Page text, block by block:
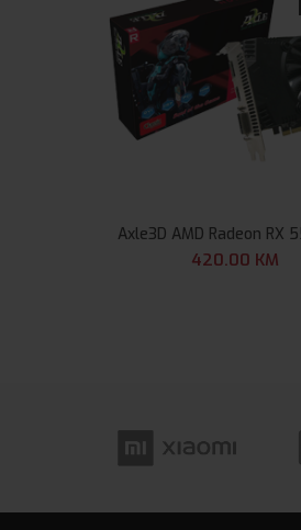
Axle3D AMD Radeon RX
420.00 KM